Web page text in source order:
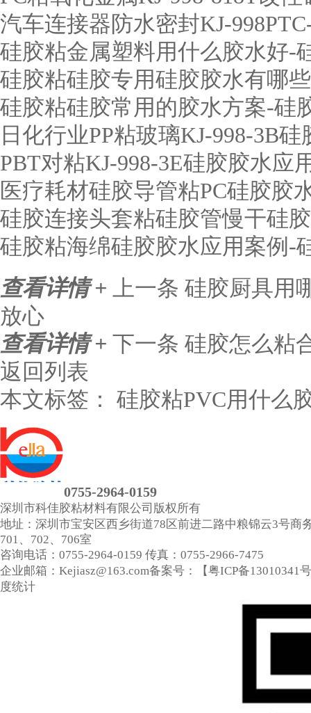
汽车连接器防水密封KJ-
硅胶粘金属塑料用什么胶水好-
硅胶粘硅胶专用硅胶胶水有哪
硅胶粘硅胶常用的胶水方案-硅
日化行业PP粘玻璃KJ-998-3B
PBT对粘KJ-998-3E硅胶胶水应
医疗耗材硅胶导管粘PC硅胶胶
硅胶连接头套粘硅胶管慢干硅
硅胶粘海绵硅胶胶水应用案例-
查看详情 +
上一条 硅胶厨具用
放心
查看详情 + 下一条 硅胶怎么粘
返回列表
本文标签： 硅胶粘PVC用什么
0755-2964-0159
深圳市科佳胶粘材料有限公司 版权所有
地址：深圳市宝安区西乡街道78区前进二路中粮锦云3号商
701、702、706室
咨询电话：0755-2964-0159 传真：0755-2966-7475
企业邮箱：Kejiasz@163.com备案号：【粤ICP备13010341号
度统计